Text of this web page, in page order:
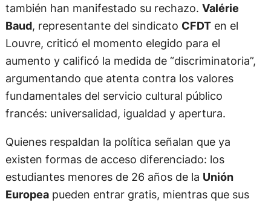
también han manifestado su rechazo. Valérie
Baud, representante del sindicato CFDTen el
Louvre, criticó el momento elegido para el
aumento y calificó la medida de “discriminatoria”,
argumentando que atenta contra los valores
fundamentales del servicio cultural público
francés: universalidad, igualdad y apertura.
Quienes respaldan la política señalan que ya
existen formas de acceso diferenciado: los
estudiantes menores de 26 años de la Unión
Europeapueden entrar gratis, mientras que sus